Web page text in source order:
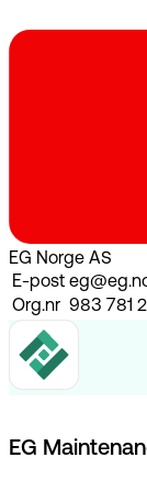
EG Norge AS
E-post
Org.nr 983 781
EG